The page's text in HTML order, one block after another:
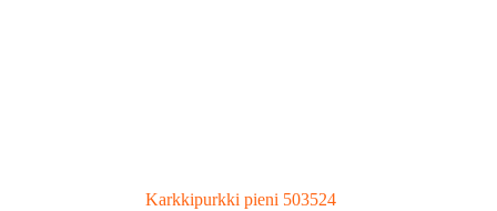
Karkkipurkki pieni 503524